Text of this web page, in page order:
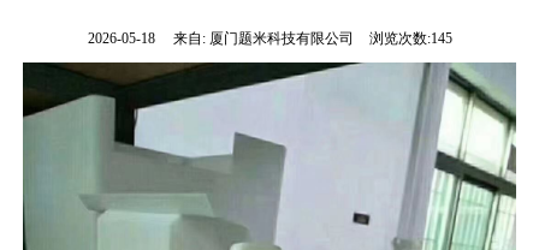
2026-05-18 来自: 厦门题米科技有限公司 浏览次数:145